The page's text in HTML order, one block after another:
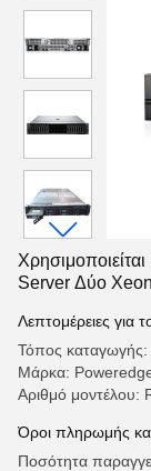
Server Δύο
Λεπτομέρειες για
Τόπος καταγωγής:
Μάρκα:
Αριθμό μοντέλου:
Όροι πληρωμής
Ποσότητα